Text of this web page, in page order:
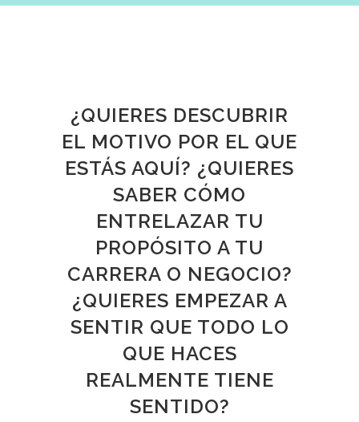
¿QUIERES DESCUBRIR
EL MOTIVO POR EL QUE
ESTÁS AQUÍ? ¿QUIERES
SABER CÓMO
ENTRELAZAR TU
PROPÓSITO A TU
CARRERA O NEGOCIO?
¿QUIERES EMPEZAR A
SENTIR QUE TODO LO
QUE HACES
REALMENTE TIENE
SENTIDO?